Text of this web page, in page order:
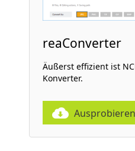
reaConverter
Äußerst effizient ist
Konverter.
Ausprobieren